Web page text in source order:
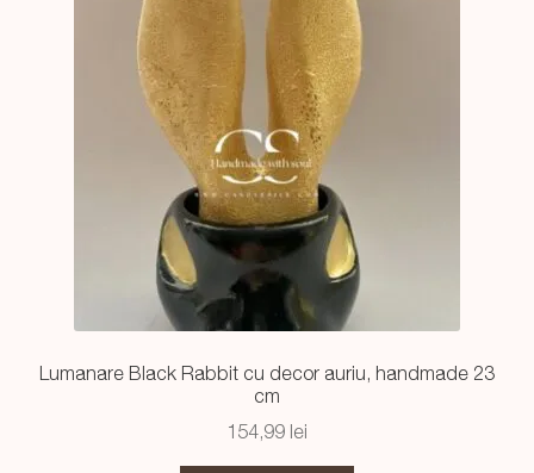
Lumanare Black Rabbit cu decor auriu, handmade 23
cm
154,99 lei